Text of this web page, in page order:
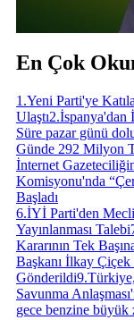
En Çok
1 .Yeni Parti'ye
Ulaştı2.İspanya'dan
Süre pazar günü
Günde 292 Milyon
İnternet
Komisyonu'nda
Başladı
6.İYİ Parti'den
Yayınlanması Talebi
Kararının Tek
Başkanı İlkay
Gönderildi9.
Savunma
gece benzine büyük